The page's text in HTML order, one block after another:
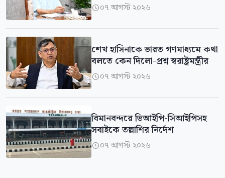
০৭ আগস্ট ২০২৬
শেখ হাসিনাকে ভারত গণমাধ্যমে কথা
বলতে কেন দিলো-প্রশ্ন স্বরাষ্ট্রমন্ত্রীর
০৭ আগস্ট ২০২৬
বিমানবন্দরে ভিআইপি-সিআইপিসহ
সবাইকে তল্লাশির নির্দেশ
০৭ আগস্ট ২০২৬